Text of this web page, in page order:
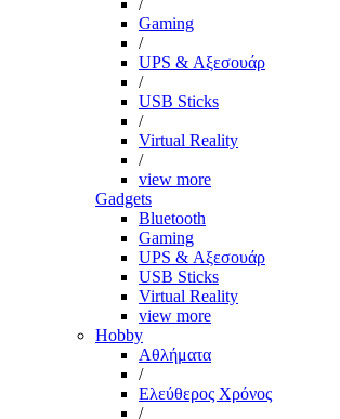
/
Gaming
/
UPS & Αξεσουάρ
/
USB Sticks
/
Virtual Reality
/
view more
Gadgets
Bluetooth
Gaming
UPS & Αξεσουάρ
USB Sticks
Virtual Reality
view more
Hobby
Αθλήματα
/
Ελεύθερος Χρόνος
/